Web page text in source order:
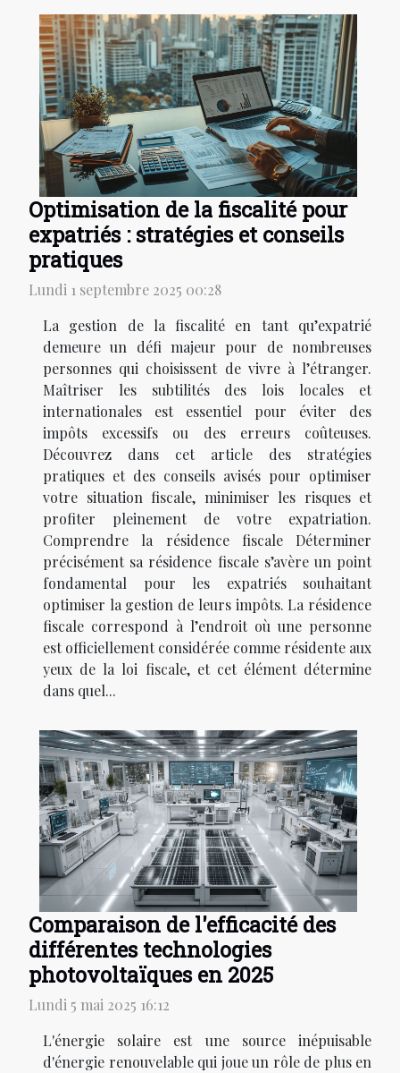
Optimisation de la fiscalité pour
expatriés : stratégies et conseils
pratiques
Lundi 1 septembre 2025 00:28
La gestion de la fiscalité en tant qu’expatrié
demeure un défi majeur pour de nombreuses
personnes qui choisissent de vivre à l’étranger.
Maîtriser les subtilités des lois locales et
internationales est essentiel pour éviter des
impôts excessifs ou des erreurs coûteuses.
Découvrez dans cet article des stratégies
pratiques et des conseils avisés pour optimiser
votre situation fiscale, minimiser les risques et
profiter pleinement de votre expatriation.
Comprendre la résidence fiscale Déterminer
précisément sa résidence fiscale s’avère un point
fondamental pour les expatriés souhaitant
optimiser la gestion de leurs impôts. La résidence
fiscale correspond à l’endroit où une personne
est officiellement considérée comme résidente aux
yeux de la loi fiscale, et cet élément détermine
dans quel...
Comparaison de l'efficacité des
différentes technologies
photovoltaïques en 2025
Lundi 5 mai 2025 16:12
L'énergie solaire est une source inépuisable
d'énergie renouvelable qui joue un rôle de plus en